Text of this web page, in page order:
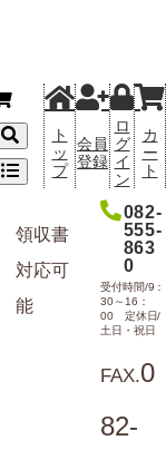
ト
ッ
プ
会員
登録
ロ
グ
イ
ン
カ
ー
ト
領収書
対応可
能
082-
555-
863
0
受付時間/9：
30～16：
00 定休日/
土日・祝日
FAX.0
82-